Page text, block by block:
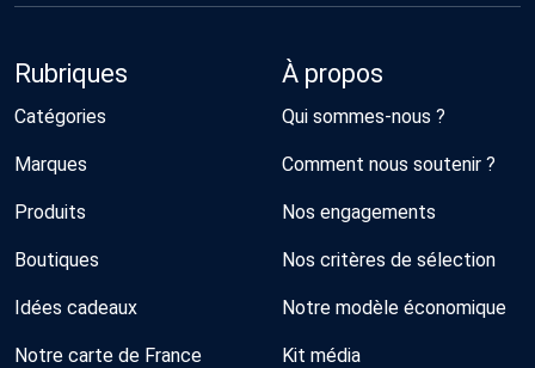
Rubriques
Catégories
Marques
Produits
Boutiques
Idées cadeaux
Notre carte de France
À propos
Qui sommes-nous ?
Comment nous soutenir ?
Nos engagements
Nos critères de sélection
Notre modèle économique
Kit média